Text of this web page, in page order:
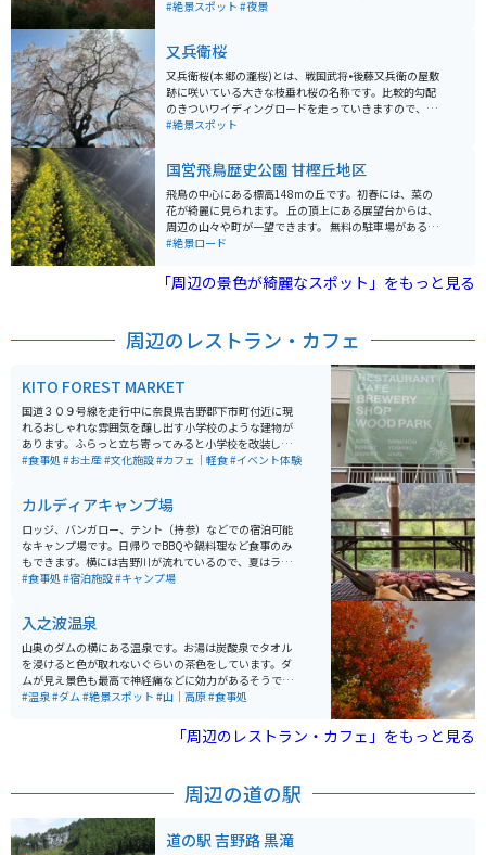
で、注意が必要です。道幅が狭く、対向車とのすれ違い
#絶景スポット #夜景
又兵衛桜
又兵衛桜(本郷の瀧桜)とは、戦国武将•後藤又兵衛の屋敷
跡に咲いている大きな枝垂れ桜の名称です。比較的勾配
のきついワイディングロードを走っていきますので、ツ
ーリングにはうってつけです。 春になると、多くの観光
間も発生することがあります。春の心地よさを感じなが
らツーリングをしたい方にはオススメです。
#絶景スポット
国営飛鳥歴史公園 甘樫丘地区
飛鳥の中心にある標高148mの丘です。初春には、菜の
花が綺麗に見られます。 丘の頂上にある展望台からは、
周辺の山々や町が一望できます。 無料の駐車場があるの
で、車やバイクを停めてゆっくりと自然を楽しめます。
がついたワイディングロードがあります。少し短いです
が、ツーリングにはもってこいの場所です。
#絶景ロード
「周辺の景色が綺麗なスポット」をもっと見る
周辺のレストラン・カフェ
KITO FOREST MARKET
国道３０９号線を走行中に奈良県吉野郡下市町付近に現
れるおしゃれな雰囲気を醸し出す小学校のような建物が
あります。ふらっと立ち寄ってみると小学校を改装した
複合型体験施設で、地元の農産物やデザイン商品の販
て、田舎の素晴らしさがギュッと詰まったような施設で
す。小学校を使っている点でも、ホッと心が和む場所で
す。
#食事処 #お土産#文化施設#カフェ｜軽食#イベント体験
カルディアキャンプ場
ロッジ、バンガロー、テント（持参）などでの宿泊可能
なキャンプ場です。日帰りでBBQや鍋料理など食事のみ
もできます。横には吉野川が流れているので、夏はライ
フジャケットをレンタルし泳ぐこともできます。最近、
#食事処 #宿泊施設#キャンプ場
入之波温泉
山奥のダムの横にある温泉です。お湯は炭酸泉でタオル
を浸けると色が取れないぐらいの茶色をしています。ダ
ムが見え景色も最高で神経痛などに効力があるそうで
す。大台ケ原ツーリングの帰り、夕方に寄ると家に着く
く、鴨ロース・鹿刺しが特に絶品で値段もリーズナブル
#温泉#ダム#絶景スポット #山｜高原#食事処
「周辺のレストラン・カフェ」をもっと見る
周辺の道の駅
道の駅 吉野路 黒滝